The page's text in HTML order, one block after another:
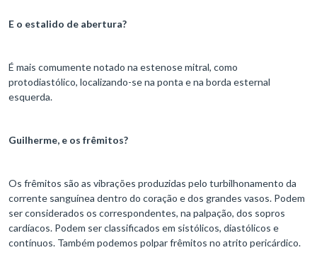
E o estalido de abertura?
É mais comumente notado na estenose mitral, como
protodiastólico, localizando-se na ponta e na borda esternal
esquerda.
Guilherme, e os frêmitos?
Os frêmitos são as vibrações produzidas pelo turbilhonamento da
corrente sanguínea dentro do coração e dos grandes vasos. Podem
ser considerados os correspondentes, na palpação, dos sopros
cardíacos. Podem ser classificados em sistólicos, diastólicos e
contínuos. Também podemos polpar frêmitos no atrito pericárdico.